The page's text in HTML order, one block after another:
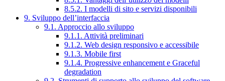
8.5.2. I modelli di sito e servizi disponibili
9. Sviluppo dell’interfaccia
9.1. Approccio allo sviluppo
9.1.1. Attività preliminari
9.1.2. Web design responsivo e accessibile
9.1.3. Mobile first
9.1.4. Progressive enhancement e Graceful
degradation